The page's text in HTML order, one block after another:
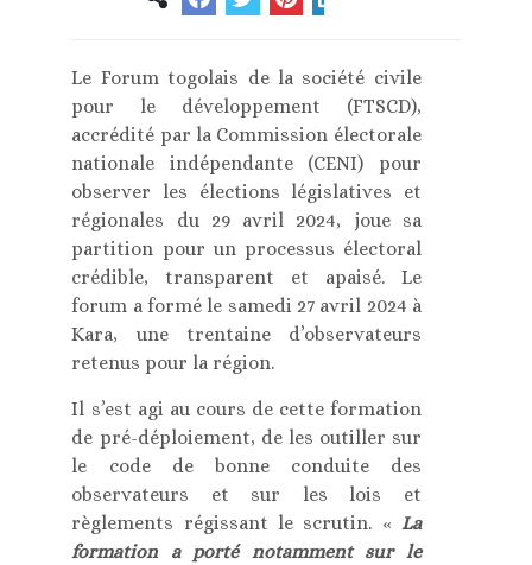
Le Forum togolais de la société civile
pour le développement (FTSCD),
accrédité par la Commission électorale
nationale indépendante (CENI) pour
observer les élections législatives et
régionales du 29 avril 2024, joue sa
partition pour un processus électoral
crédible, transparent et apaisé. Le
forum a formé le samedi 27 avril 2024 à
Kara, une trentaine d’observateurs
retenus pour la région.
Il s’est agi au cours de cette formation
de pré-déploiement, de les outiller sur
le code de bonne conduite des
observateurs et sur les lois et
règlements régissant le scrutin. « La
formation a porté notamment sur le